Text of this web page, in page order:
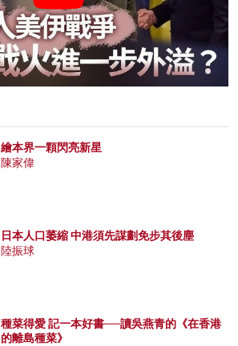
繪本界一顆閃亮新星
陳家偉
日本人口萎縮 中港須先謀劃免步其後塵
陸振球
種菜得愛 記一本好書──讀吳燕青的《在香港
的離島種菜》